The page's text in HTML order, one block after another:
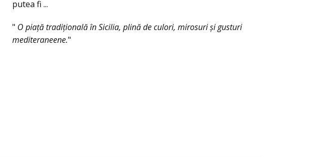
putea fi ...
" O piață tradițională în Sicilia, plină de culori, mirosuri și gusturi
mediteraneene."